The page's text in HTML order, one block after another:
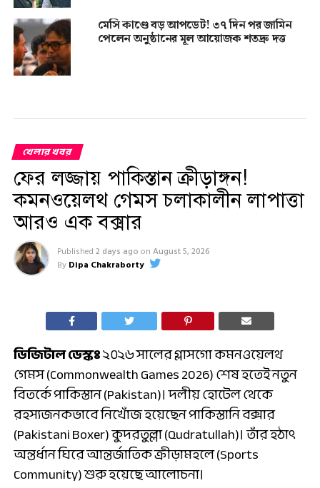
মেসি কাণ্ডে বড় আপডেট! ৩৭ দিন পর জামিন
পেলেন অনুষ্ঠানের মূল আয়োজক শতদ্রু দত্ত
খেলার খবর
ফের লজ্জায় পাকিস্তান ক্রীড়াঙ্গন!
কমনওয়েলথ গেমস চলাকালীন লাপাত্তা
আরও এক বক্সার
Published 2 days ago on August 5, 2026
By Dipa Chakraborty
ডিজিটাল ডেস্কঃ২০২৬ সালের গ্লাসগো কমনওয়েলথ
গেমস (Commonwealth Games 2026) শেষ হতেই নতুন
বিতর্কে পাকিস্তান (Pakistan)। দলীয় হোটেল থেকে
রহস্যজনকভাবে নিখোঁজ হয়েছেন পাকিস্তানি বক্সার
(Pakistani Boxer) কুদরতুল্লা (Qudratullah)। তাঁর হঠাৎ
অন্তর্ধান ঘিরে আন্তর্জাতিক ক্রীড়ামহলে (Sports
Community) শুরু হয়েছে আলোচনা।